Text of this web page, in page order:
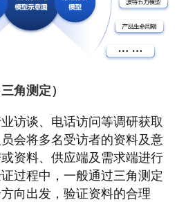
角测定）
访谈、电话访问等调研获取
会将多名受访者的资料及意
资料、供应端及需求端进行
过程中，一般通过三角测定
向出发，验证资料的合理